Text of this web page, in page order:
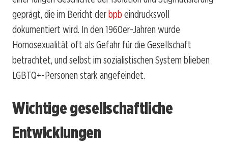
geprägt, die im Bericht derbpb eindrucksvoll
dokumentiert wird. In den 1960er-Jahren wurde
Homosexualität oft als Gefahr für die Gesellschaft
betrachtet, und selbst im sozialistischen System blieben
LGBTQ+-Personen stark angefeindet.
Wichtige gesellschaftliche
Entwicklungen